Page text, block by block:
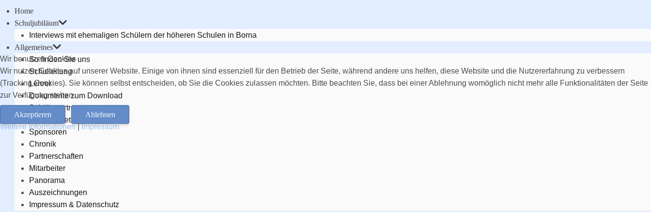
Home
Schuljubiläum
Interviews mit ehemaligen Schülern der höheren Schulen in Borna
Allgemeines
So finden Sie uns
Schulleitung
Lehrer
Dokumente zum Download
Schülervertretung
Elternvertretung
Sponsoren
Chronik
Partnerschaften
Mitarbeiter
Panorama
Auszeichnungen
Impressum & Datenschutz
Wir benutzen Cookies
Wir nutzen Cookies auf unserer Website. Einige von ihnen sind essenziell für den Betrieb der Seite, während andere uns helfen, diese Website und die Nutzererfahrung zu verbessern
(Tracking Cookies). Sie können selbst entscheiden, ob Sie die Cookies zulassen möchten. Bitte beachten Sie, dass bei einer Ablehnung womöglich nicht mehr alle Funktionalitäten der Seite
zur Verfügung stehen.
Akzeptieren
Ablehnen
Weitere Informationen|Impressum